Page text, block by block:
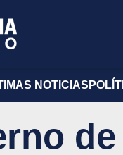
NOTICIAS